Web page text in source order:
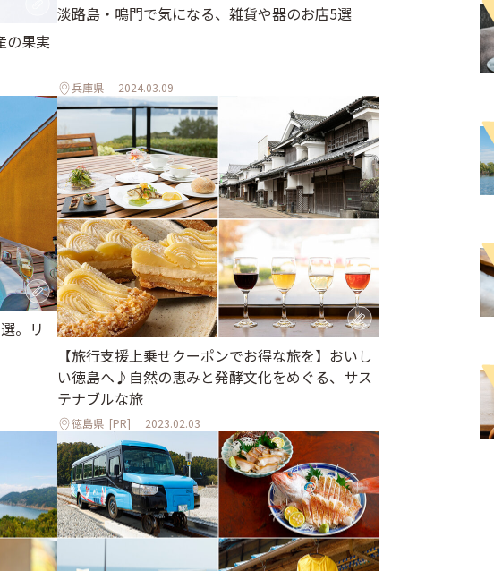
の果実
淡路島・鳴門で気になる、雑貨や器のお店5選
兵庫県 2024.03.09
。リ
【旅行支援上乗せクーポンでお得な旅を】おいし
い徳島へ♪自然の恵みと発酵文化をめぐる、サス
テナブルな旅
徳島県 [PR] 2023.02.03